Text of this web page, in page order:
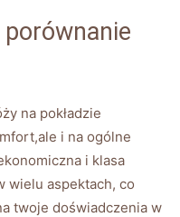
na pokładzie
i⁣ na ogólne
i ⁤klasa
wielu aspektach, co​
twoje ⁣doświadczenia w